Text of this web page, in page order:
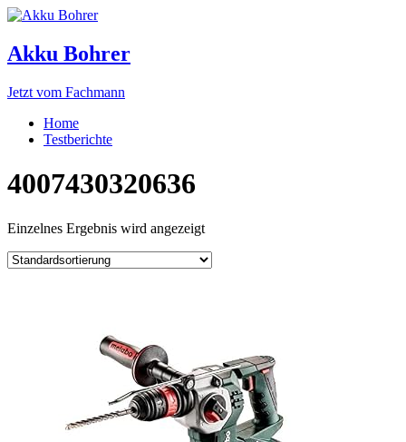
Akku Bohrer
Jetzt vom Fachmann
Home
Testberichte
4007430320636
Einzelnes Ergebnis wird angezeigt